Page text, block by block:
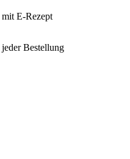
E-Rezept
Bestellung